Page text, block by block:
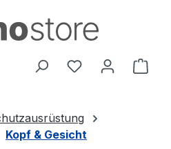
Du hast 0
Kopf & Gesicht